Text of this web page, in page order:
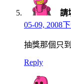
請
05-09, 2008
抽獎那個只
Reply